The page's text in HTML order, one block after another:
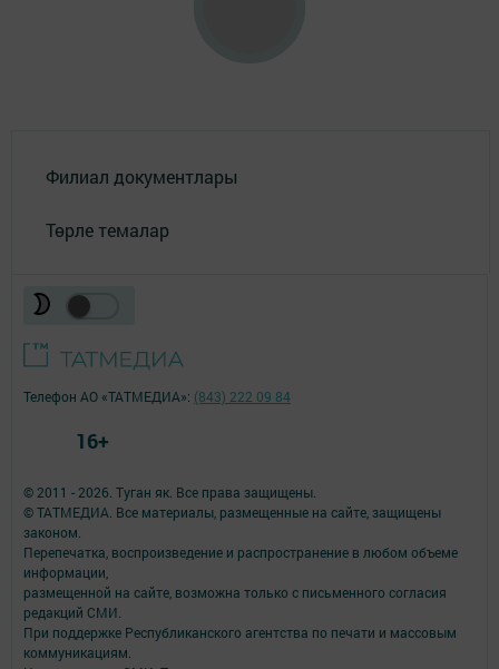
Филиал документлары
Төрле темалар
© 2011 - 2026. Туган як. Все права защищены.
© ТАТМЕДИА. Все материалы, размещенные на сайте, защищены
законом.
Перепечатка, воспроизведение и распространение в любом объеме
информации,
размещенной на сайте, возможна только с письменного согласия
редакций СМИ.
При поддержке Республиканского агентства по печати и массовым
коммуникациям.
Телефон АО «ТАТМЕДИА»: (843) 222 09 84
16+